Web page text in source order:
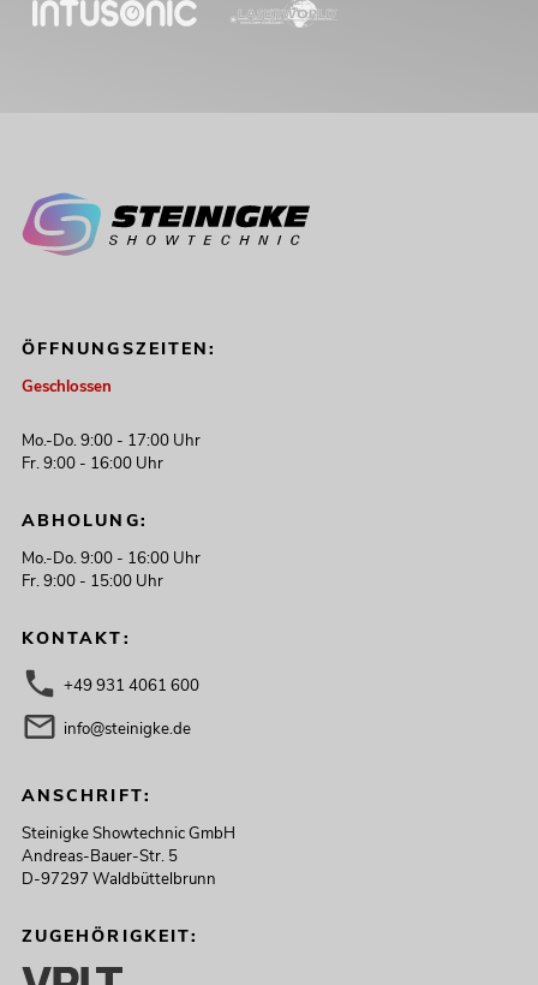
ÖFFNUNGSZEITEN:
Geschlossen
Mo.-Do. 9:00 - 17:00 Uhr
Fr. 9:00 - 16:00 Uhr
ABHOLUNG:
Mo.-Do. 9:00 - 16:00 Uhr
Fr. 9:00 - 15:00 Uhr
KONTAKT:
+49 931 4061 600
info@steinigke.de
ANSCHRIFT:
Steinigke Showtechnic GmbH
Andreas-Bauer-Str. 5
D-97297 Waldbüttelbrunn
ZUGEHÖRIGKEIT: